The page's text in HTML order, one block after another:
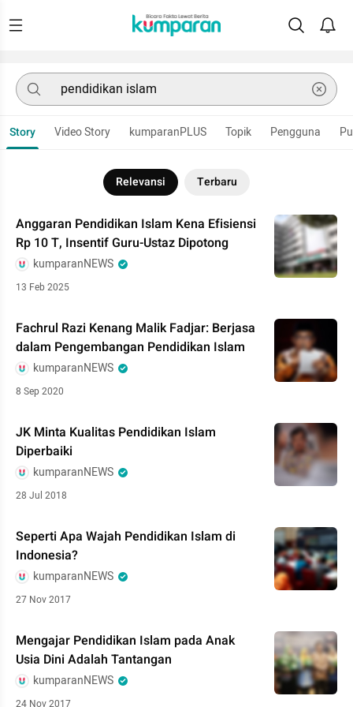
Story Video Story kumparanPLUS Topik Pengguna
Relevansi Terbaru
Anggaran Pendidikan Islam Kena Efisiensi
Rp 10 T, Insentif Guru-Ustaz Dipotong
kumparanNEWS
13 Feb 2025
Fachrul Razi Kenang Malik Fadjar: Berjasa
dalam Pengembangan Pendidikan Islam
kumparanNEWS
8 Sep 2020
JK Minta Kualitas Pendidikan Islam
Diperbaiki
kumparanNEWS
28 Jul 2018
Seperti Apa Wajah Pendidikan Islam di
Indonesia?
kumparanNEWS
27 Nov 2017
Mengajar Pendidikan Islam pada Anak
Usia Dini Adalah Tantangan
kumparanNEWS
24 Nov 2017